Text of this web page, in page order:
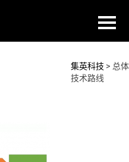
集英科技 > 总体
技术路线